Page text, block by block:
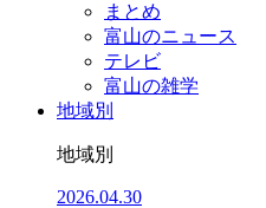
まとめ
富山のニュース
テレビ
富山の雑学
地域別
地域別
2026.04.30